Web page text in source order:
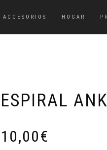
ACCESORIOS HOGAR
ESPIRAL ANK
10,00€